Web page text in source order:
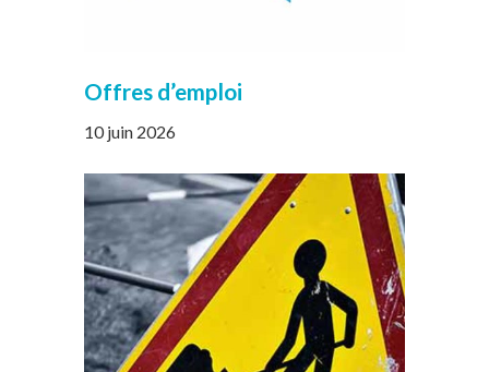
Offres d’emploi
10 juin 2026